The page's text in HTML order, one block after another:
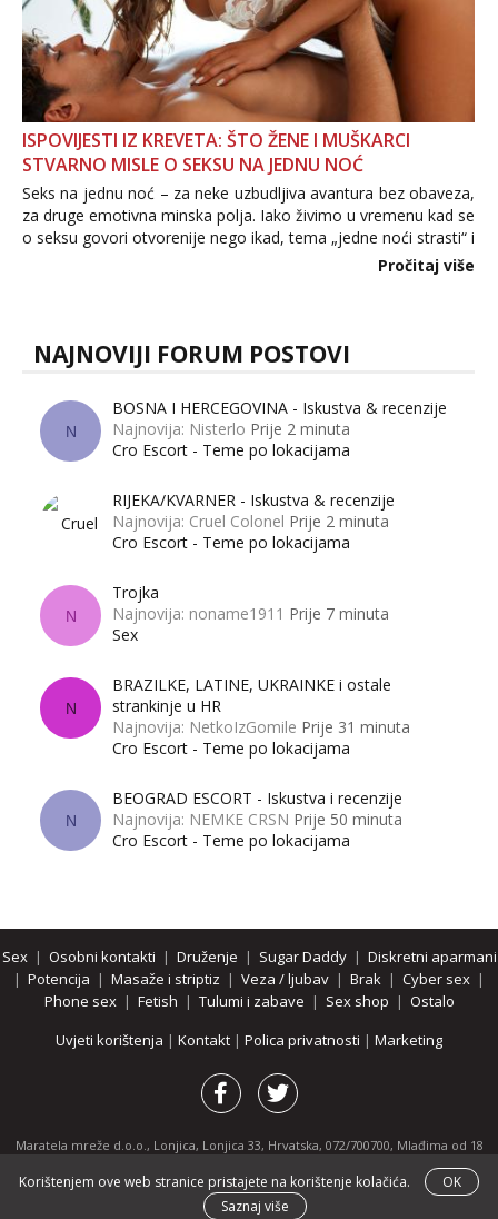
ISPOVIJESTI IZ KREVETA: ŠTO ŽENE I MUŠKARCI
STVARNO MISLE O SEKSU NA JEDNU NOĆ
Seks na jednu noć – za neke uzbudljiva avantura bez obaveza,
za druge emotivna minska polja. Iako živimo u vremenu kad se
o seksu govori otvorenije nego ikad, tema „jedne noći strasti“ i
dalje izaziva burne rasprave. Što zapravo misle žene, a što
Pročitaj više
NAJNOVIJI FORUM POSTOVI
N
BOSNA I HERCEGOVINA - Iskustva & recenzije
Najnovija: Nisterlo Prije 2 minuta
Cro Escort - Teme po lokacijama
RIJEKA/KVARNER - Iskustva & recenzije
Najnovija: Cruel Colonel Prije 2 minuta
Cro Escort - Teme po lokacijama
N
Trojka
Najnovija: noname1911 Prije 7 minuta
Sex
N
BRAZILKE, LATINE, UKRAINKE i ostale
strankinje u HR
Najnovija: NetkoIzGomile Prije 31 minuta
Cro Escort - Teme po lokacijama
N
BEOGRAD ESCORT - Iskustva i recenzije
Najnovija: NEMKE CRSN Prije 50 minuta
Cro Escort - Teme po lokacijama
Sex| Osobni kontakti | Druženje | Sugar Daddy| Diskretni aparmani
| Potencija | Masaže i striptiz | Veza / ljubav | Brak | Cyber sex |
Phone sex| Fetish | Tulumi i zabave | Sex shop | Ostalo
Uvjeti korištenja | Kontakt | Polica privatnosti | Marketing
Maratela mreže d.o.o., Lonjica, Lonjica 33, Hrvatska, 072/700700, Mlađima od 18
godina zabranjeno je pregledavanje stranice i svih njenih dijelova.
Partnerski portali:osobnikontakti.com|hotline.hr|ThePornDude.com
Korištenjem ove web stranice pristajete na korištenje kolačića.
OK
Saznaj više